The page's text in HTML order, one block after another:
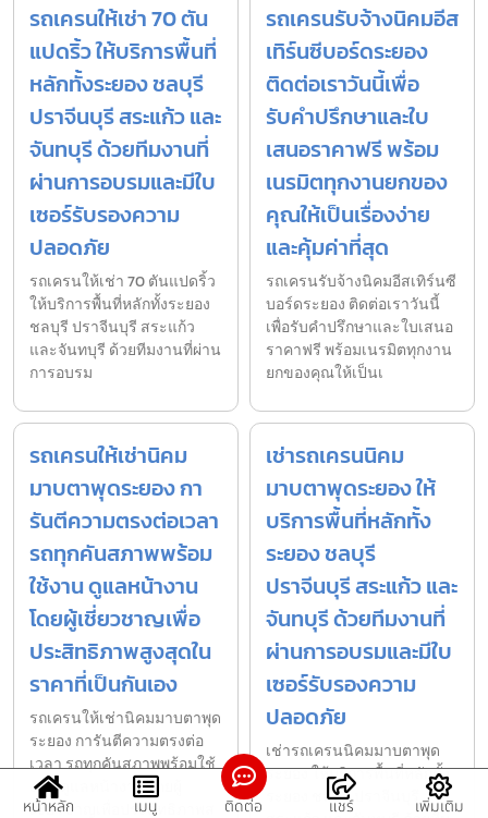
รถเครนให้เช่า 70 ตัน
แปดริ้ว ให้บริการพื้นที่
หลักทั้งระยอง ชลบุรี
ปราจีนบุรี สระแก้ว และ
จันทบุรี ด้วยทีมงานที่
ผ่านการอบรมและมีใบ
เซอร์รับรองความ
ปลอดภัย
รถเครนให้เช่า 70 ตันแปดริ้ว
ให้บริการพื้นที่หลักทั้งระยอง
ชลบุรี ปราจีนบุรี สระแก้ว
และจันทบุรี ด้วยทีมงานที่ผ่าน
การอบรม
รถเครนรับจ้างนิคมอีส
เทิร์นซีบอร์ดระยอง
ติดต่อเราวันนี้เพื่อ
รับคำปรึกษาและใบ
เสนอราคาฟรี พร้อม
เนรมิตทุกงานยกของ
คุณให้เป็นเรื่องง่าย
และคุ้มค่าที่สุด
รถเครนรับจ้างนิคมอีสเทิร์นซี
บอร์ดระยอง ติดต่อเราวันนี้
เพื่อรับคำปรึกษาและใบเสนอ
ราคาฟรี พร้อมเนรมิตทุกงาน
ยกของคุณให้เป็นเ
รถเครนให้เช่านิคม
มาบตาพุดระยอง กา
รันตีความตรงต่อเวลา
รถทุกคันสภาพพร้อม
ใช้งาน ดูแลหน้างาน
โดยผู้เชี่ยวชาญเพื่อ
ประสิทธิภาพสูงสุดใน
ราคาที่เป็นกันเอง
รถเครนให้เช่านิคมมาบตาพุด
ระยอง การันตีความตรงต่อ
เวลา รถทุกคันสภาพพร้อมใช้
งาน ดูแลหน้างานโดยผู้
เชี่ยวชาญเพื่อประสิทธิภาพส
เช่ารถเครนนิคม
มาบตาพุดระยอง ให้
บริการพื้นที่หลักทั้ง
ระยอง ชลบุรี
ปราจีนบุรี สระแก้ว และ
จันทบุรี ด้วยทีมงานที่
ผ่านการอบรมและมีใบ
เซอร์รับรองความ
ปลอดภัย
เช่ารถเครนนิคมมาบตาพุด
ระยอง ให้บริการพื้นที่หลักทั้ง
ระยอง ชลบุรี ปราจีนบุรี
หน้าหลัก เมนู ติดต่อ แชร์ เพิ่มเติม